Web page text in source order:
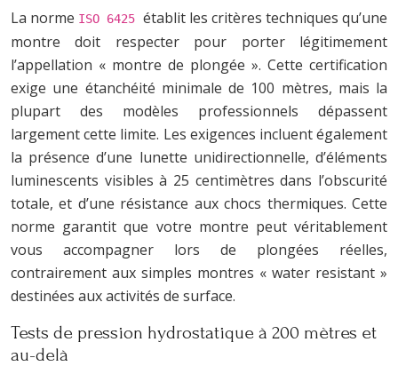
La norme ISO 6425 établit les critères techniques qu’une
montre doit respecter pour porter légitimement
l’appellation « montre de plongée ». Cette certification
exige une étanchéité minimale de 100 mètres, mais la
plupart des modèles professionnels dépassent
largement cette limite. Les exigences incluent également
la présence d’une lunette unidirectionnelle, d’éléments
luminescents visibles à 25 centimètres dans l’obscurité
totale, et d’une résistance aux chocs thermiques. Cette
norme garantit que votre montre peut véritablement
vous accompagner lors de plongées réelles,
contrairement aux simples montres « water resistant »
destinées aux activités de surface.
Tests de pression hydrostatique à 200 mètres et
au-delà